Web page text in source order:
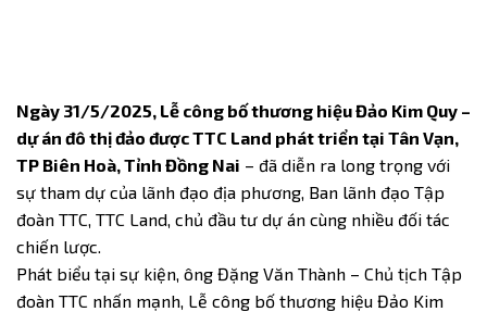
Ngày 31/5/2025, Lễ công bố thương hiệu Đảo Kim Quy –
dự án đô thị đảo được TTC Land phát triển tại Tân Vạn,
TP Biên Hoà, Tỉnh Đồng Nai – đã diễn ra long trọng với
sự tham dự của lãnh đạo địa phương, Ban lãnh đạo Tập
đoàn TTC, TTC Land, chủ đầu tư dự án cùng nhiều đối tác
chiến lược.
Phát biểu tại sự kiện, ông Đặng Văn Thành – Chủ tịch Tập
đoàn TTC nhấn mạnh, Lễ công bố thương hiệu Đảo Kim